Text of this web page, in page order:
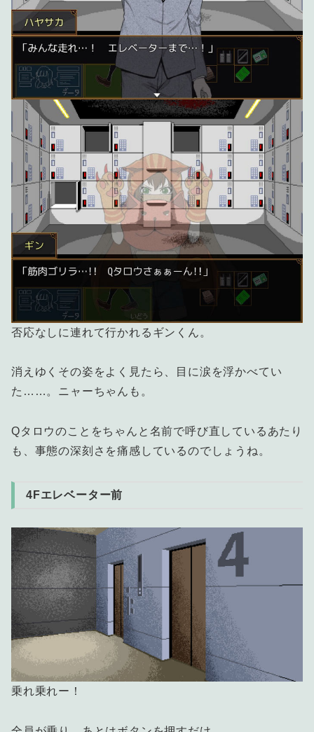
否応なしに連れて行かれるギンくん。
消えゆくその姿をよく見たら、目に涙を浮かべてい
た……。ニャーちゃんも。
Qタロウのことをちゃんと名前で呼び直しているあたり
も、事態の深刻さを痛感しているのでしょうね。
4Fエレベーター前
乗れ乗れー！